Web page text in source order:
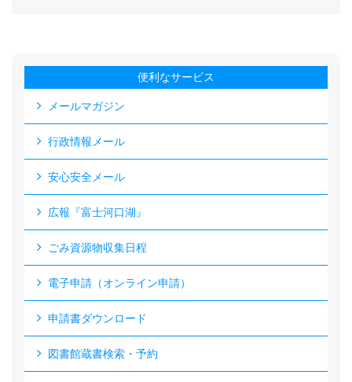
便利なサービス
メールマガジン
行政情報メール
安心安全メール
広報『富士河口湖』
ごみ資源物収集日程
電子申請（オンライン申請）
申請書ダウンロード
図書館蔵書検索・予約